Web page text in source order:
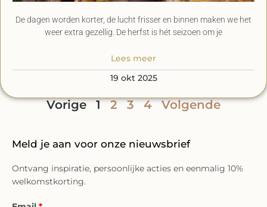
De dagen worden korter, de lucht frisser en binnen maken we het
weer extra gezellig. De herfst is hét seizoen om je
Lees meer
19 okt 2025
Vorige 1 2 3 4 Volgende
Meld je aan voor onze nieuwsbrief
Ontvang inspiratie, persoonlijke acties en eenmalig 10%
welkomstkorting.